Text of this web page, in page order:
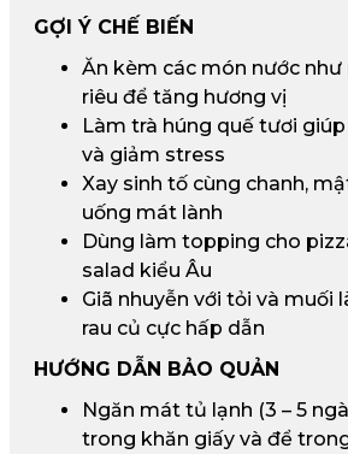
GỢI Ý CHẾ BIẾN
Ăn kèm các món nước như
riêu để tăng hương vị
Làm trà húng quế tươi
và giảm stress
Xay sinh tố cùng chanh,
uống mát lành
Dùng làm topping cho
salad kiểu Âu
Giã nhuyễn với tỏi và muối
rau củ cực hấp dẫn
HƯỚNG DẪN BẢO QUẢN
Ngăn mát tủ lạnh (3 – 5
trong khăn giấy và để